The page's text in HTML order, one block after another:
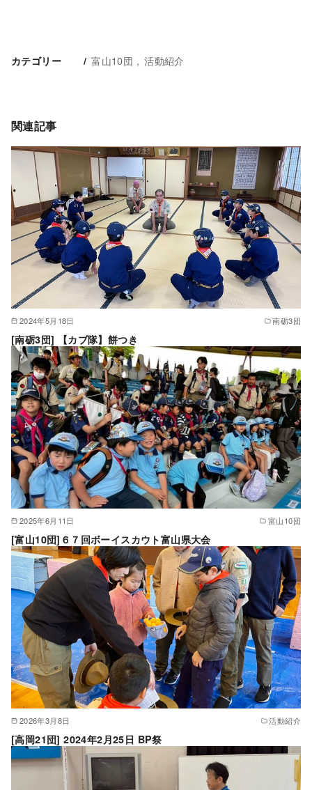
カテゴリー 富山10団 活動紹介
関連記事
2024年5月18日 南砺3団
[南砺3団] 【カブ隊】餅つき
2025年6月11日 富山10団
[富山10団]６７回ボーイスカウト富山県大会
2026年3月8日 活動紹介
[高岡21団] 2024年2月25日 BP祭